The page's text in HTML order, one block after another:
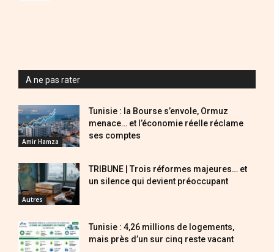
A ne pas rater
Amir Hamza
Tunisie : la Bourse s’envole, Ormuz
menace… et l’économie réelle réclame
ses comptes
Autres
TRIBUNE | Trois réformes majeures… et
un silence qui devient préoccupant
Tunisie : 4,26 millions de logements,
mais près d’un sur cinq reste vacant